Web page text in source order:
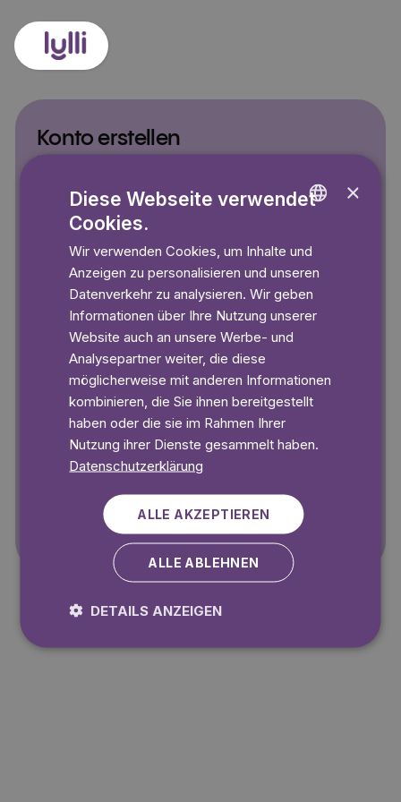
Konto erstellen
7 Tage kostenlos testen. Ohne Kündigungsfrist.
Rabattcode hinzufügen
Deine Mail-Adresse
Dein Passwort
Benutze mindestens 8 Zeichen
Ich akzeptiere LyllisNutzungsbestimmungen
Datenschutzerklärung
Konto erstellen
Ich habe schon ein Konto.Anmelden
GERMAN
×
Diese Webseite verwendet
Cookies.
Wir verwenden Cookies, um Inhalte und
Anzeigen zu personalisieren und unseren
Datenverkehr zu analysieren. Wir geben
Informationen über Ihre Nutzung unserer
Website auch an unsere Werbe- und
Analysepartner weiter, die diese
möglicherweise mit anderen Informationen
kombinieren, die Sie ihnen bereitgestellt
haben oder die sie im Rahmen Ihrer
Nutzung ihrer Dienste gesammelt haben.
Datenschutzerklärung
ALLE AKZEPTIEREN
ALLE ABLEHNEN
DETAILS ANZEIGEN